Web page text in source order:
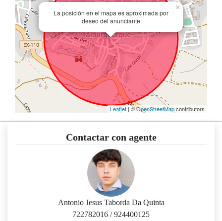
La posición en el mapa es aproximada por
deseo del anunciante
×
Leaflet | ©OpenStreetMapcontributors
Contactar con agente
Antonio Jesus Taborda Da Quinta
722782016 /924400125